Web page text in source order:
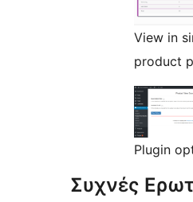
View in
product
Plugin
Συχνές